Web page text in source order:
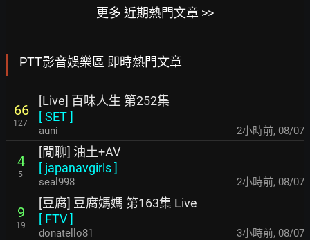
更多 近期熱門文章 >>
PTT影音娛樂區 即時熱門文章
66
127
[Live] 百味人生 第252集
[SET]
auni 2小時前, 08/07
4
5
[閒聊] 油土+AV
[ japanavgirls]
seal998 2小時前, 08/07
9
19
[豆腐] 豆腐媽媽 第163集 Live
[ FTV]
donatello81 3小時前, 08/07